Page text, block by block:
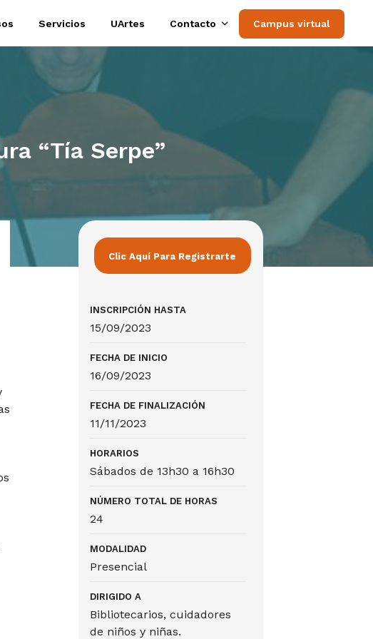
Servicios UArtes Contacto Campus virtual
“Tía Serpe”
Clic Aquí Para Registrarte
INSCRIPCIÓN HASTA
15/09/2023
FECHA DE INICIO
16/09/2023
FECHA DE FINALIZACIÓN
11/11/2023
HORARIOS
Sábados de 13h30 a 16h30
NÚMERO TOTAL DE HORAS
24
MODALIDAD
Presencial
DIRIGIDO A
Bibliotecarios, cuidadores
de niños y niñas.